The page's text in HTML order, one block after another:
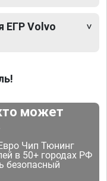
ЕГР Volvo
может
Чип Тюнинг
в 50+ городах РФ
безопасный